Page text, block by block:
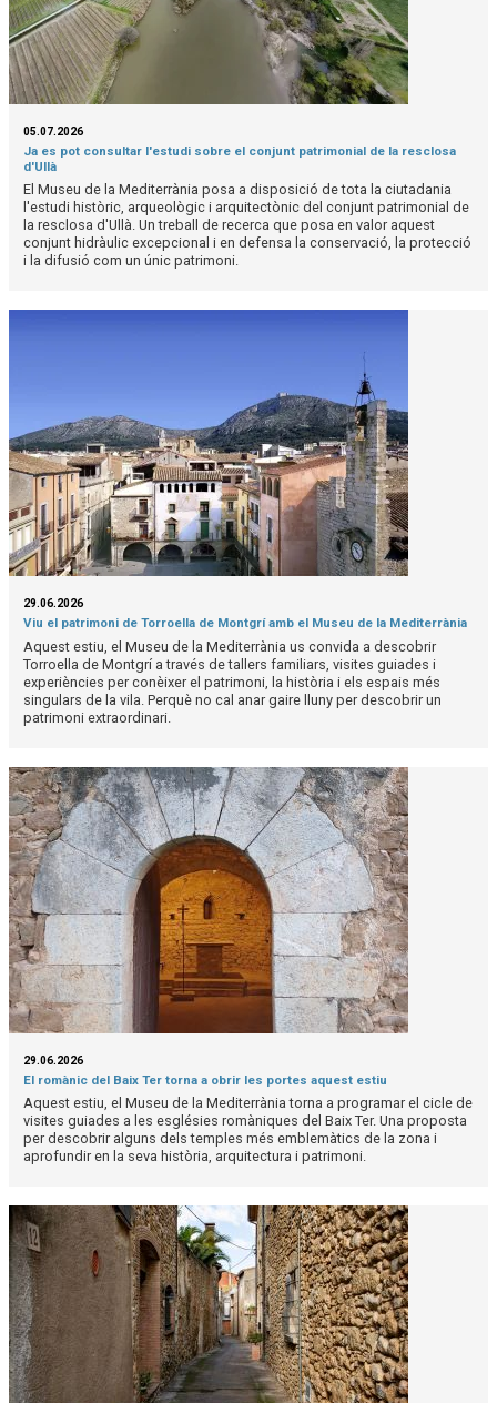
05.07.2026
Ja es pot consultar l'estudi sobre el conjunt patrimonial de la resclosa
d'Ullà
El Museu de la Mediterrània posa a disposició de tota la ciutadania
l'estudi històric, arqueològic i arquitectònic del conjunt patrimonial de
la resclosa d'Ullà. Un treball de recerca que posa en valor aquest
conjunt hidràulic excepcional i en defensa la conservació, la protecció
i la difusió com un únic patrimoni.
29.06.2026
Viu el patrimoni de Torroella de Montgrí amb el Museu de la Mediterrània
Aquest estiu, el Museu de la Mediterrània us convida a descobrir
Torroella de Montgrí a través de tallers familiars, visites guiades i
experiències per conèixer el patrimoni, la història i els espais més
singulars de la vila. Perquè no cal anar gaire lluny per descobrir un
patrimoni extraordinari.
29.06.2026
El romànic del Baix Ter torna a obrir les portes aquest estiu
Aquest estiu, el Museu de la Mediterrània torna a programar el cicle de
visites guiades a les esglésies romàniques del Baix Ter. Una proposta
per descobrir alguns dels temples més emblemàtics de la zona i
aprofundir en la seva història, arquitectura i patrimoni.